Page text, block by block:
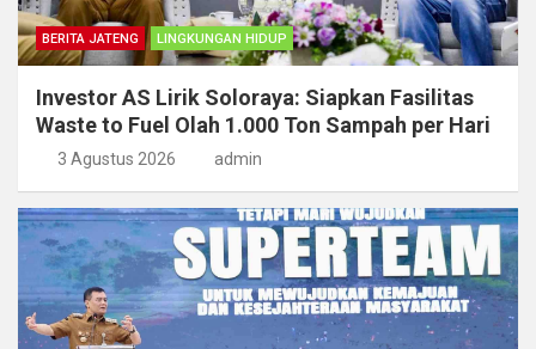
BERITA JATENG LINGKUNGAN HIDUP
Investor AS Lirik Soloraya: Siapkan Fasilitas
Waste to Fuel Olah 1.000 Ton Sampah per Hari
3 Agustus 2026 admin